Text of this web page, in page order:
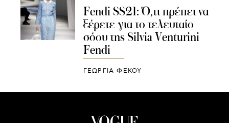
Fendi SS21: Ό,τι πρέπει να
ξέρετε για το τελευταίο
σόου της Silvia Venturini
Fendi
ΓΕΩΡΓΙΑ ΦΕΚΟΥ